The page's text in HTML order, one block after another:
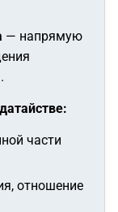
— напрямую
части
отношение